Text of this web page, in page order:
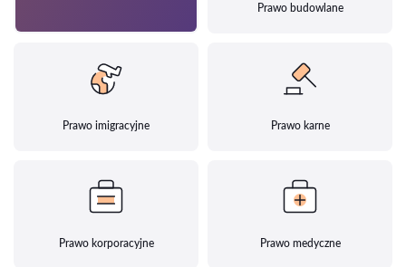
Prawo budowlane
Prawo imigracyjne Prawo karne
Prawo korporacyjne Prawo medyczne